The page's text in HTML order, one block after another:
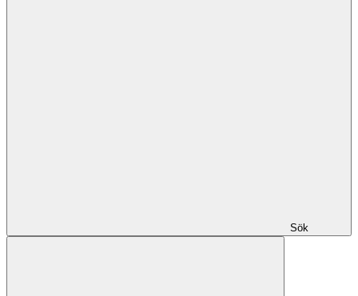
Sök